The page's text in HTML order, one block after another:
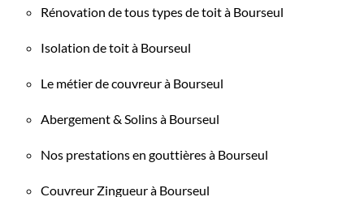
Rénovation de tous types de toit à Bourseul
Isolation de toit à Bourseul
Le métier de couvreur à Bourseul
Abergement & Solins à Bourseul
Nos prestations en gouttières à Bourseul
Couvreur Zingueur à Bourseul